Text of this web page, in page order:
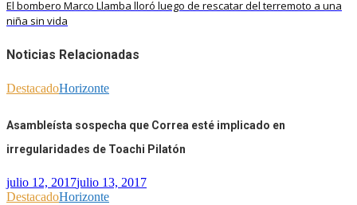
El bombero Marco Llamba lloró luego de rescatar del terremoto a una
niña sin vida
Noticias Relacionadas
DestacadoHorizonte
Asambleísta sospecha que Correa esté implicado en
irregularidades de Toachi Pilatón
julio 12, 2017julio 13, 2017
DestacadoHorizonte